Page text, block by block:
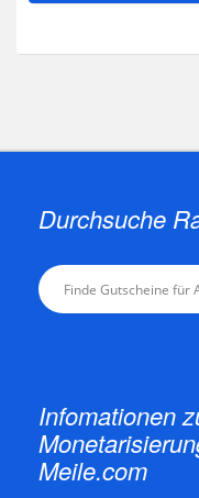
Durchsuche
Infomationen
Meile.com